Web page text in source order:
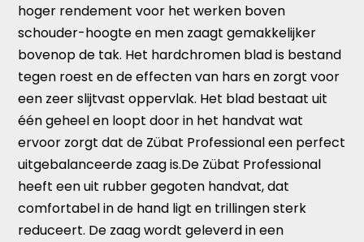
hoger rendement voor het werken boven
schouder-hoogte en men zaagt gemakkelijker
bovenop de tak. Het hardchromen blad is bestand
tegen roest en de effecten van hars en zorgt voor
een zeer slijtvast oppervlak. Het blad bestaat uit
één geheel en loopt door in het handvat wat
ervoor zorgt dat de Zübat Professional een perfect
uitgebalanceerde zaag is.De Zübat Professional
heeft een uit rubber gegoten handvat, dat
comfortabel in de hand ligt en trillingen sterk
reduceert. De zaag wordt geleverd in een